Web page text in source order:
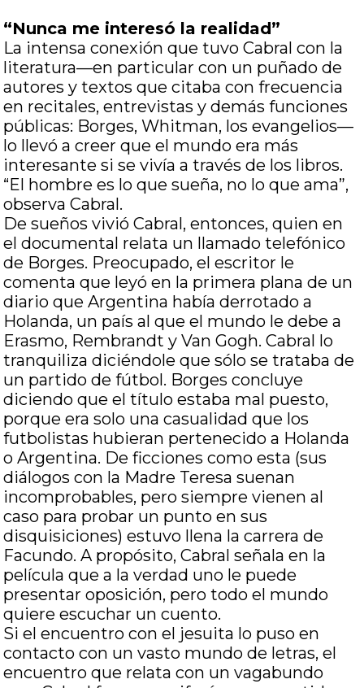
“Nunca me interesó la realidad”
La intensa conexión que tuvo Cabral con la
literatura—en particular con un puñado de
autores y textos que citaba con frecuencia
en recitales, entrevistas y demás funciones
públicas: Borges, Whitman, los evangelios—
lo llevó a creer que el mundo era más
interesante si se vivía a través de los libros.
“El hombre es lo que sueña, no lo que ama”,
observa Cabral.
De sueños vivió Cabral, entonces, quien en
el documental relata un llamado telefónico
de Borges. Preocupado, el escritor le
comenta que leyó en la primera plana de un
diario que Argentina había derrotado a
Holanda, un país al que el mundo le debe a
Erasmo, Rembrandt y Van Gogh. Cabral lo
tranquiliza diciéndole que sólo se trataba de
un partido de fútbol. Borges concluye
diciendo que el título estaba mal puesto,
porque era solo una casualidad que los
futbolistas hubieran pertenecido a Holanda
o Argentina. De ficciones como esta (sus
diálogos con la Madre Teresa suenan
incomprobables, pero siempre vienen al
caso para probar un punto en sus
disquisiciones) estuvo llena la carrera de
Facundo. A propósito, Cabral señala en la
película que a la verdad uno le puede
presentar oposición, pero todo el mundo
quiere escuchar un cuento.
Si el encuentro con el jesuita lo puso en
contacto con un vasto mundo de letras, el
encuentro que relata con un vagabundo